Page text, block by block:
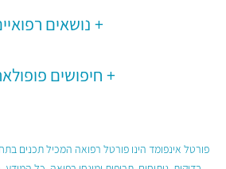
נושאים
חיפושים
פורטל אינפומד הינו פורטל רפואה המכיל תכנים